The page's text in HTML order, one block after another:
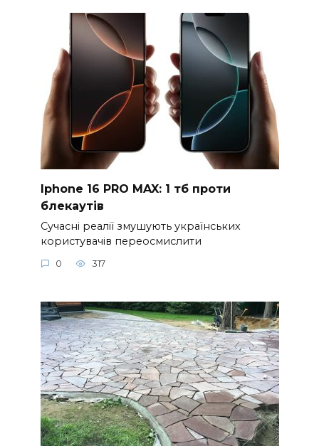
Iphone 16 PRO MAX: 1 тб проти
блекаутів
Сучасні реалії змушують українських
користувачів переосмислити
0 317